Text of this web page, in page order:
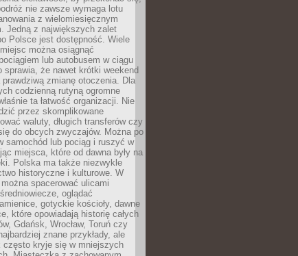
nie zawsze wymaga lotu
z wielomiesięcznym
Jedną z największych zalet
Polsce jest dostępność. Wiele
można osiągnąć
lub autobusem w ciągu
sprawia, że nawet krótki weekend
zmianę otoczenia. Dla
codzienną rutyną ogromne
ta łatwość organizacji. Nie
przez skomplikowane
waluty, długich transferów czy
do obcych zwyczajów. Można po
samochód lub pociąg i ruszyć w
miejsca, które od dawna były na
Polska ma także niezwykle
historyczne i kulturowe. W
spacerować ulicami
oglądać
gotyckie kościoły, dawne
które opowiadają historię całych
Gdańsk, Wrocław, Toruń czy
znane przykłady, ale
często kryje się w mniejszych